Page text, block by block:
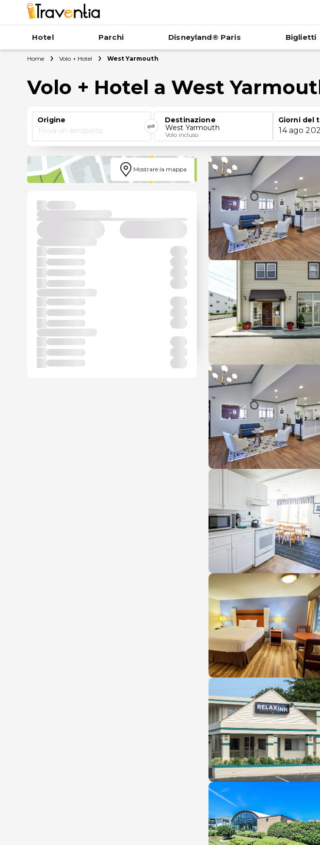
Hotel Parchi Disneyland® Paris Biglietti
Home Volo + Hotel West Yarmouth
Volo + Hotel a West
Origine
Trova un aeroporto
Destinazione
West Yarmouth
Volo incluso
Giorni del
14 ago
Mostrare la mappa